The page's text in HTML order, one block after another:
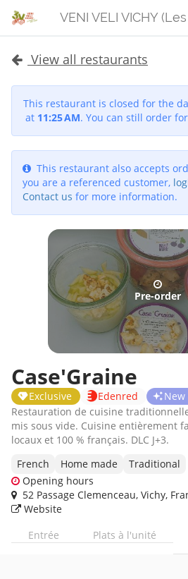
VENI VELI VICHY
View all restaurants
This restaurant is closed for the
at 11:25 AM. You can still order
This restaurant also accepts
you are a referenced customer,
Contact us for more information.
Pre-order
Case'Graine
Exclusive Edenred
New
Restauration de cuisine
mis sous vide. Cuisine entièrement
locaux et 100 % français. DLC J+3.
French
Home made
Traditional
Opening hours
52 Passage Clemenceau, Vichy,
Website
Entrée
Plats à l'unité